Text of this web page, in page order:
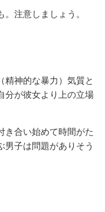
注意しましょう。
精神的な暴力）気質と
分が彼女より上の立場
き合い始めて時間がた
男子は問題がありそう